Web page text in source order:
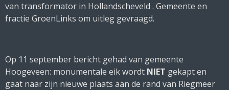
van transformator in Hollandscheveld . Gemeente en
fractie GroenLinks om uitleg gevraagd.
Op 11 september bericht gehad van gemeente
Hoogeveen: monumentale eik wordt NIET gekapt en
gaat naar zijn nieuwe plaats aan de rand van Riegmeer